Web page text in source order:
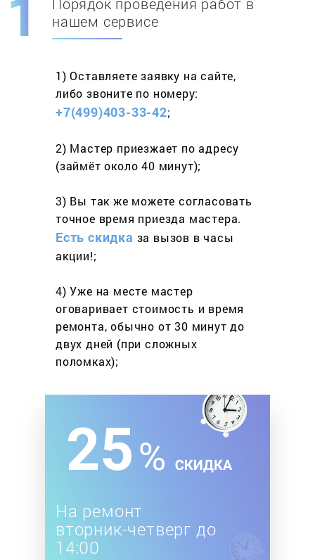
Скидка при первомзаказе на адрес
составит 15%
Работаем более 10 лет
весь спектр услуг
нашем сервисе
1) Оставляете заявку на сайте,
либо звоните по номеру:
+7(499)403-33-42;
2) Мастер приезжает по адресу
(займёт около 40 минут);
3) Вы так же можете согласовать
точное время приезда мастера.
Есть скидка за вызов в часы
акции!;
4) Уже на месте мастер
оговаривает стоимость и время
ремонта, обычно от 30 минут до
двух дней (при сложных
поломках);
На ремонт
вторник-четверг до
14:00